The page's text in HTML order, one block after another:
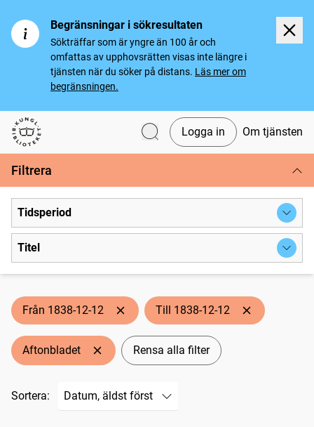
Begränsningar i sökresultaten
Sökträffar som är yngre än 100 år och
omfattas av upphovsrätten visas inte längre i
tjänsten när du söker på distans. Läs mer om
begränsningen.
Svenska tidningar
Logga in Om tjänsten
Filtrera
Tidsperiod
Titel
Från 1838-12-12 Till 1838-12-12
Aftonbladet Rensa alla filter
Sortera: